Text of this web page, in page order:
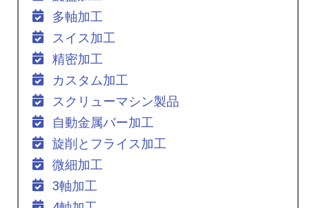
多軸加工
スイス加工
精密加工
カスタム加工
スクリューマシン製品
自動金属バー加工
旋削とフライス加工
微細加工
3軸加工